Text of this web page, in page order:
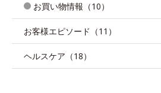
お買い物情報（10）
お客様エピソード（11）
ヘルスケア（18）